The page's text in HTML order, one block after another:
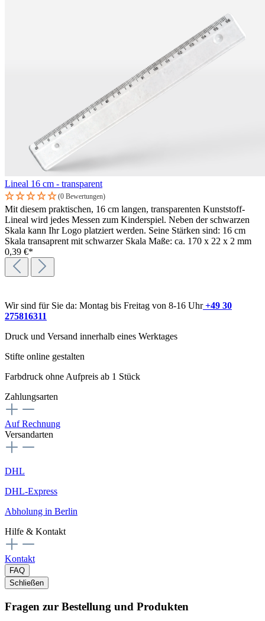
Lineal 16 cm - transparent
(0 Bewertungen)
Mit diesem praktischen, 16 cm langen, transparenten Kunststoff-
Lineal wird jedes Messen zum Kinderspiel. Neben der schwarzen
Skala kann Ihr Logo platziert werden. Seine Stärken sind: 16 cm
Skala transaprent mit schwarzer Skala Maße: ca. 170 x 22 x 2 mm
0,39 €*
Wir sind für Sie da: Montag bis Freitag von 8-16 Uhr+49 30
275816311
Druck und Versand innerhalb eines Werktages
Stifte online gestalten
Farbdruck ohne Aufpreis ab 1 Stück
Zahlungsarten
Auf Rechnung
Versandarten
DHL
DHL-Express
Abholung in Berlin
Hilfe & Kontakt
Kontakt
FAQ
Schließen
Fragen zur Bestellung und Produkten